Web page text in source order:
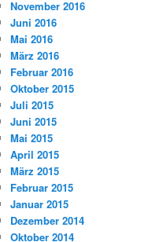
November 2016
Juni 2016
Mai 2016
März 2016
Februar 2016
Oktober 2015
Juli 2015
Juni 2015
Mai 2015
April 2015
März 2015
Februar 2015
Januar 2015
Dezember 2014
Oktober 2014